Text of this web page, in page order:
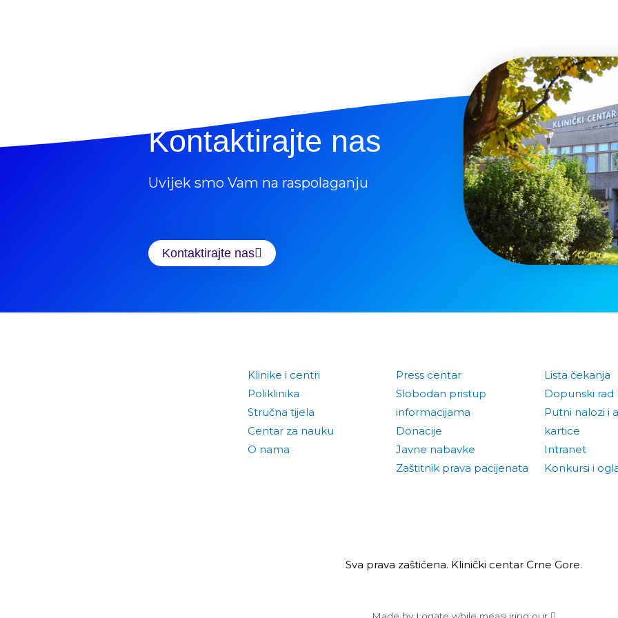
Kontaktirajte nas
Uvijek smo Vam na raspolaganju
Kontaktirajte nas
Klinike i centri
Poliklinika
Stručna tijela
Centar za nauku
O nama
Press centar
Slobodan pristup
informacijama
Donacije
Javne nabavke
Zaštitnik prava pacijenata
Lista čekanja
Dopunski rad
Putni nalozi i
kartice
Intranet
Konkursi i
Sva prava zaštićena. Klinički centar Crne Gore.
Made by Logate while measuring our